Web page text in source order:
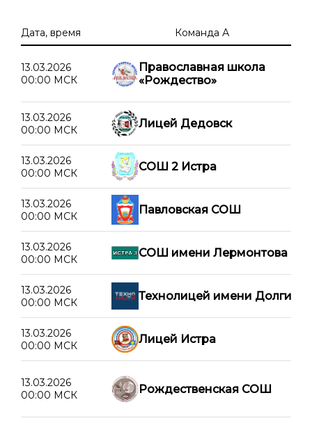
Дата, время Команда А
13.03.2026
00:00 МСК
Православная школа
«Рождество»
13.03.2026
00:00 МСК
Лицей Дедовск
13.03.2026
00:00 МСК
СОШ 2 Истра
13.03.2026
00:00 МСК
Павловская СОШ
13.03.2026
00:00 МСК
СОШ имени Лермонтова
13.03.2026
00:00 МСК
Технолицей имени Долгих
13.03.2026
00:00 МСК
Лицей Истра
13.03.2026
00:00 МСК
Рождественская СОШ